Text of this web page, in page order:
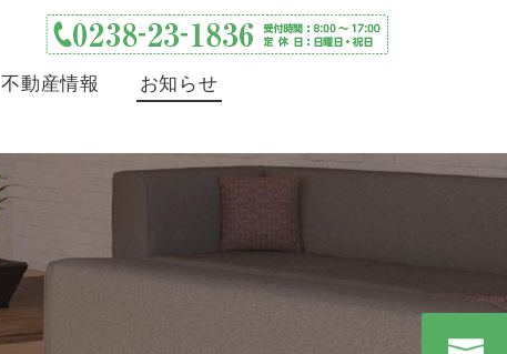
不動産情報
お知らせ